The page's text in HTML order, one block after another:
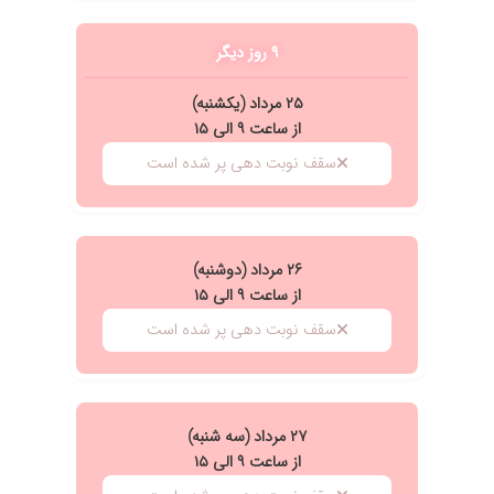
عالی وبااخلاق ۱۴۰۲/۰۵/۱۸
سلام من اولین بار بود ویزیت شدم پیش آقای دکتر
بیمار گوش میده توضیح کامل میدن ووقت میزارن
واین کار بسیار عالی هست چون یک بیمار هم
هزینه میکنه وسختی ها و درد را تحمل میکنه دلش
میخواد یه دکتر خوب به حرفش گوش بده تا
با حوصله خوش اخلاق
مشورت برای عمل کف پا. بسیار با حوصله و با اخلاق
و با دانش هستند.
انسانیت اصل اول آمیزه ای از تخصص و اخلاق فوق
العاده ایشون
عالی. مهربون صبور کاردان ۱۴۰۴/۰۳/۲۵
بهترین دکتری که تا حالا رفتم
هنوز حاصل نشده
۹ روز دیگر
۲۵ مرداد (یکشنبه)
از ساعت ۹ الی ۱۵
سقف نوبت دهی پر شده است
۲۶ مرداد (دوشنبه)
از ساعت ۹ الی ۱۵
سقف نوبت دهی پر شده است
۲۷ مرداد (سه شنبه)
از ساعت ۹ الی ۱۵